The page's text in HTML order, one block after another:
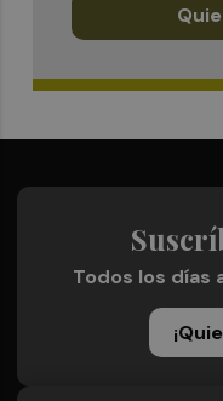
Todos los días